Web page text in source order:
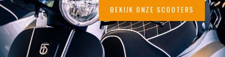
BEKIJK ONZE SCOOTERS